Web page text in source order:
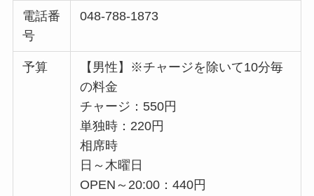
電話番
号
048-788-1873
予算
【男性】※チャージを除いて10分毎
の料金
チャージ：550円
単独時：220円
相席時
日～木曜日
OPEN～20:00：440円